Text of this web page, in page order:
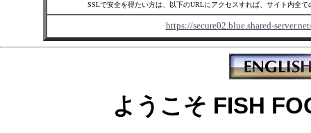
SSLで安全を得たい方は、以下のURLにアクセスすれば、サイト内全
https://secure02.blue.shared-
ようこそ FISH